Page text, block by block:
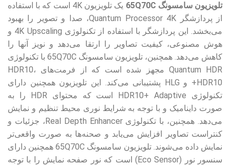
تلویزیون سامسونگ 65Q70C
یک تلویزیون 4K است که با استفاده
از پردازشگر Quantum Processor 4K، صدا و تصویر را بهبود
می‌بخشد. این پردازشگر با استفاده از تکنولوژی 4K Upscaling و
هوش مصنوعی، کیفیت تصاویر را ارتقا می‌دهد و نویز آنها را
کاهش می‌دهد. همچنین، تلویزیون سامسونگ 65Q70C با تکنولوژی
Quantum HDR مجهز شده است که از فرمت‌های HDR10،
HDR10+ و HLG پشتیبانی می‌کند. این تلویزیون همچنین دارای
تکنولوژی HDR10+ Adaptive است که محتوای HDR را به
صورت داینامیک و با توجه به شرایط نوری محیط تنظیم و نمایش
می‌دهد. همچنین، با تکنولوژی Real Depth Enhancer، جزئیات و
کنتراست تصاویر افزایش می‌یابد و صحنه‌ها به صورت واقعی‌تر
نمایش داده می‌شوند. تلویزیون سامسونگ 65Q70C همچنین دارای
سنسور نور (Eco Sensor) است که نور صفحه نمایش را با توجه